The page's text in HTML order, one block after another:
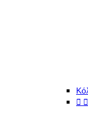
 